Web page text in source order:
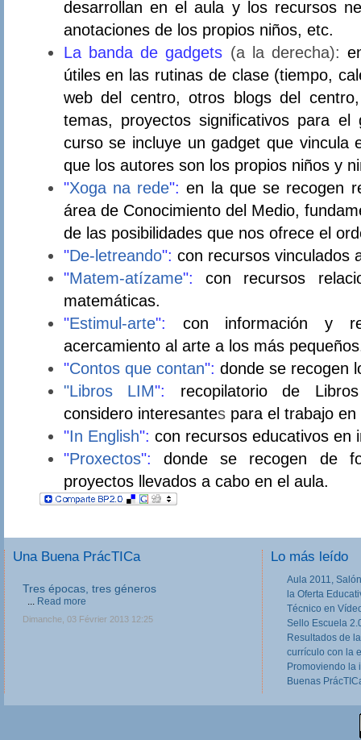
desarrollan en el aula y los recursos
anotaciones de los propios niños, etc.
La banda de gadgets (a la derecha):
útiles en las rutinas de clase (tiempo,
web del centro, otros blogs del
temas, proyectos significativos para
curso se incluye un gadget que vincula
que los autores son los propios niños y
"Xoga na rede": en la que se recogen
área de Conocimiento del Medio,
de las posibilidades que nos ofrece el
"De-letreando": con recursos vinculados
"Matem-atízame":
con recursos
matemáticas.
"Estimul-arte":
con información y
acercamiento al arte a los más
"Contos que contan": donde se recogen
"Libros LIM":
recopilatorio de
considero interesantes para el trabajo en
"In English": con recursos educativos en
"Proxectos":
donde se recogen de
proyectos llevados a cabo en el aula.
Una Buena PrácTICa
Tres épocas, tres géneros
... Read more
Dimanche, 03 Février 2013 12:25
Lo más leído
Aula 2011,
la Oferta
Técnico en
Sello Escuela
Resultados de
currículo con la
Promoviendo la
Buenas